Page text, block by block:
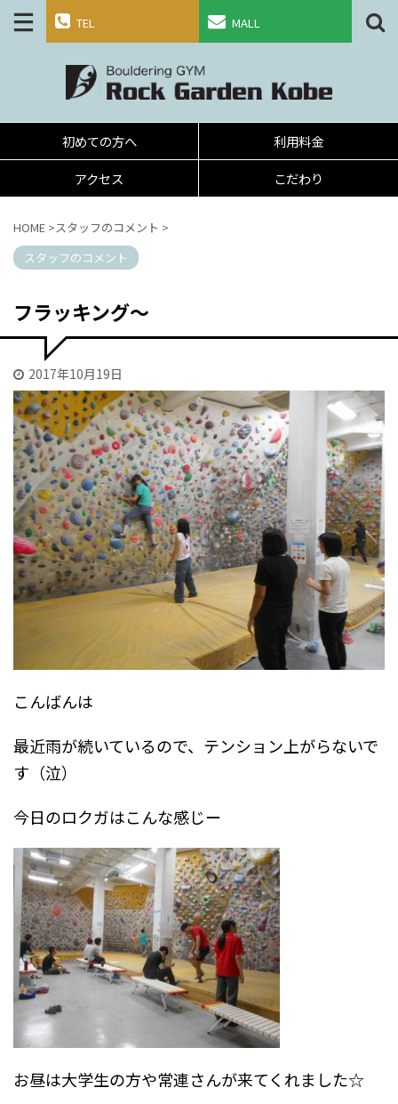
TEL MALL
初めての方へ
利用料金
アクセス
こだわり
HOME >スタッフのコメント >
スタッフのコメント
フラッキング～
2017年10月19日
こんばんは
最近雨が続いているので、テンション上がらないで
す（泣）
今日のロクガはこんな感じー
お昼は大学生の方や常連さんが来てくれました☆